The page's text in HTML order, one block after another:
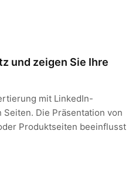
und zeigen Sie Ihre
mit LinkedIn-
Die Präsentation von
Produktseiten beeinflusst